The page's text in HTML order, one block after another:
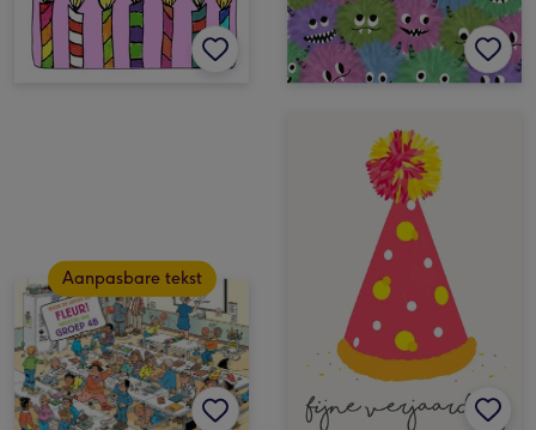
Aanpasbare tekst